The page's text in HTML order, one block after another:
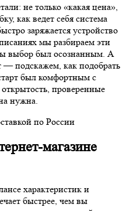
не только «какая цена»,
как ведет себя система
заряжается устройство
мы разбираем эти
выбор был осознанным. А
— подскажем, как подобрать
был комфортным с
проверенные
нужна.
магазине
характеристик и
быстрее, чем вы